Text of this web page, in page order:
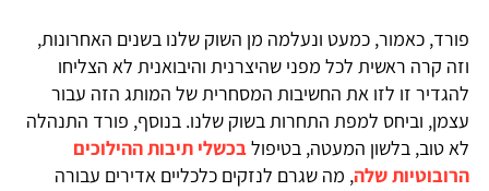
פורד, כאמור, כמעט ונעלמה מן השוק שלנו בשנים האחרונות,
וזה קרה ראשית לכל מפני שהיצרנית והיבואנית לא הצליחו
להגדיר זו לזו את החשיבות המסחרית של המותג הזה עבור
עצמן, וביחס למפת התחרות בשוק שלנו. בנוסף, פורד התנהלה
לא טוב, בלשון המעטה, בטיפולבכשלי תיבות ההילוכים
הרובוטיות שלה, מה שגרם לנזקים כלכליים אדירים עבורה